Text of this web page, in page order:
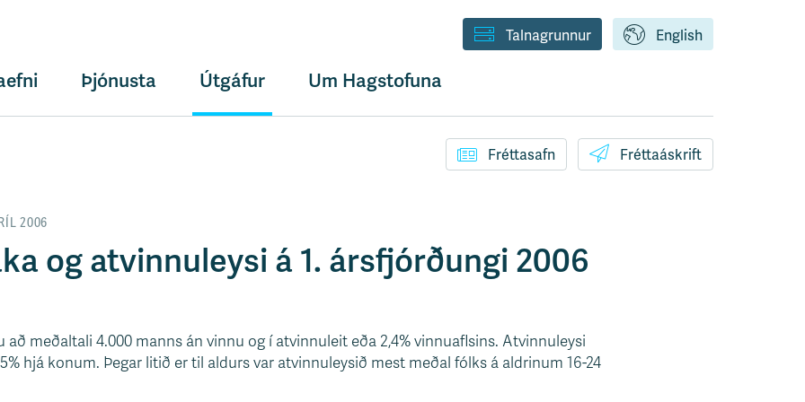
English
Talnagrunnur
Þjónusta Útgáfur Um Hagstofuna
Fréttasafn Fréttaáskrift
2006
og atvinnuleysi á 1. ársfjórðungi 2006
meðaltali 4.000 manns án vinnu og í atvinnuleit eða 2,4% vinnuaflsins. Atvinnuleysi
hjá konum. Þegar litið er til aldurs var atvinnuleysið mest meðal fólks á aldrinum 16-24